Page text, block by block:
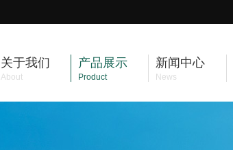
关于我们
About
产品展示
Product
新闻中心
News